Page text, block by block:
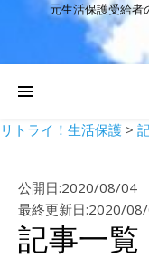
元生活保護受給者
リトライ！生活保護 >
公開日:2020/08/04
最終更新日:2020/
記事一覧